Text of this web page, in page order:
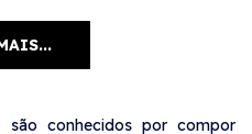
são conhecidos por compor